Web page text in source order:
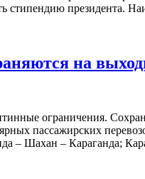
стипендию президента.
на
ограничения.
пассажирских
– Шахан – Караганда;